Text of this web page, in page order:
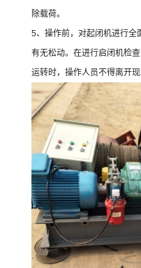
除载荷。
5、操作前，对起闭机进行全
有无松动。在进行启闭机检
运转时，操作人员不得离开